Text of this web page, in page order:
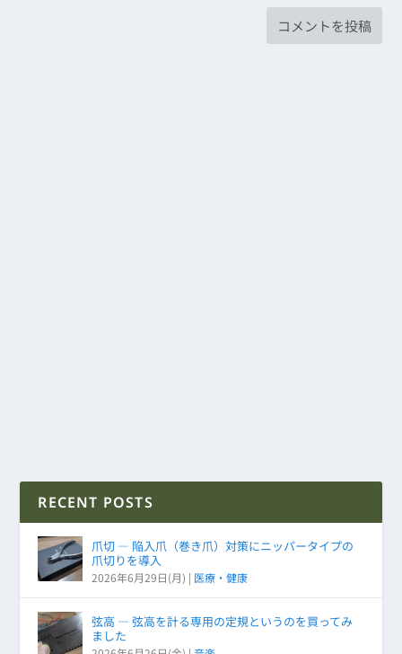
RECENT POSTS
爪切 ― 陥入爪（巻き爪）対策にニッパータイプの
爪切りを導入
2026年6月29日(月) | 医療・健康
弦高 ― 弦高を計る専用の定規というのを買ってみ
ました